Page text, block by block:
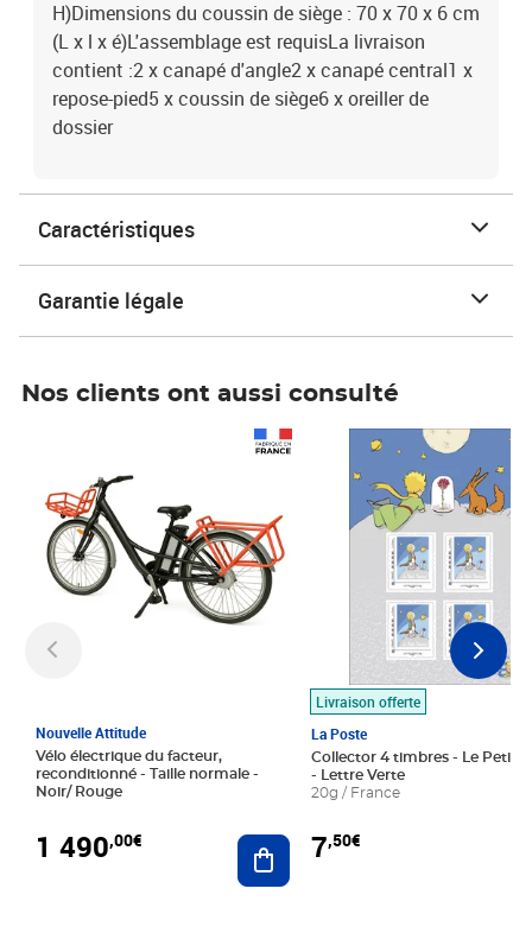
H)Dimensions du coussin de siège : 70 x 70 x 6 cm
(L x l x é)L'assemblage est requisLa livraison
contient :2 x canapé d'angle2 x canapé central1 x
repose-pied5 x coussin de siège6 x oreiller de
dossier
Caractéristiques
Garantie légale
Nos clients ont aussi consulté
Nouvelle Attitude
Vélo électrique du facteur,
reconditionné - Taille normale -
Noir/ Rouge
1 490,00€ Ajouter au panier
Livraison offerte
La Poste
Collector 4 timbres - Le Petit
- Lettre Verte
20g / France
7,50€
Prix 7,50€